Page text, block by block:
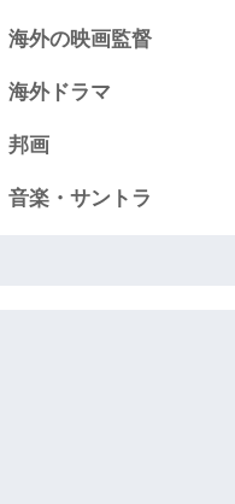
海外の映画監督
海外ドラマ
邦画
音楽・サントラ